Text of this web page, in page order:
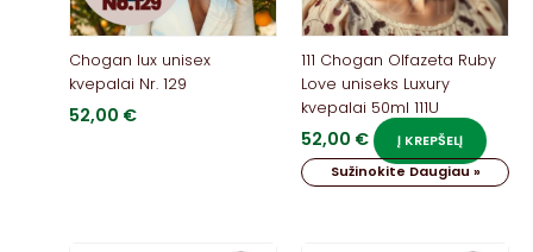
Chogan lux unisex
kvepalai Nr. 129
52,00 €
111 Chogan Olfazeta Ruby
Love uniseks Luxury
kvepalai 50ml 111U
52,00 €
Į KREPŠELĮ
Sužinokite Daugiau »